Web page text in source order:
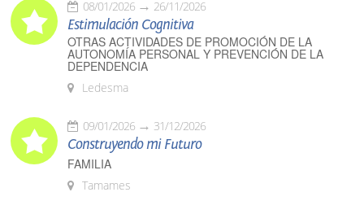
08/01/2026 26/11/2026
Estimulación Cognitiva
OTRAS ACTIVIDADES DE PROMOCIÓN DE LA
AUTONOMÍA PERSONAL Y PREVENCIÓN DE LA
DEPENDENCIA
Ledesma
09/01/2026 31/12/2026
Construyendo mi Futuro
FAMILIA
Tamames